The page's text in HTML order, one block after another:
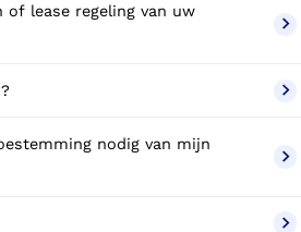
lease regeling van uw
nodig van mijn